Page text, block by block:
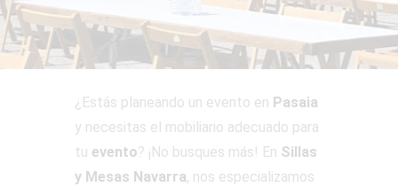
¿Estás planeando un evento en Pasaia
y necesitas el mobiliario adecuado para
tu evento? ¡No busques más! En Sillas
y Mesas Navarra, nos especializamos